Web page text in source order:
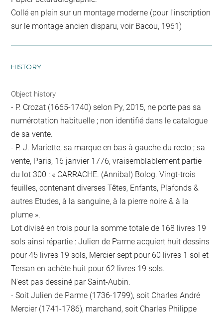
Collé en plein sur un montage moderne (pour l'inscription
sur le montage ancien disparu, voir Bacou, 1961)
HISTORY
Object history
- P. Crozat (1665-1740) selon Py, 2015, ne porte pas sa
numérotation habituelle ; non identifié dans le catalogue
de sa vente.
- P. J. Mariette, sa marque en bas à gauche du recto ; sa
vente, Paris, 16 janvier 1776, vraisemblablement partie
du lot 300 : « CARRACHE. (Annibal) Bolog. Vingt-trois
feuilles, contenant diverses Têtes, Enfants, Plafonds &
autres Etudes, à la sanguine, à la pierre noire & à la
plume ».
Lot divisé en trois pour la somme totale de 168 livres 19
sols ainsi répartie : Julien de Parme acquiert huit dessins
pour 45 livres 19 sols, Mercier sept pour 60 livres 1 sol et
Tersan en achète huit pour 62 livres 19 sols.
N'est pas dessiné par Saint-Aubin.
- Soit Julien de Parme (1736-1799), soit Charles André
Mercier (1741-1786), marchand, soit Charles Philippe